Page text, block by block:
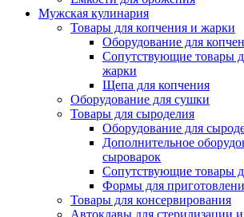
Мужская кулинария
Товары для копчения и жарки
Оборудование для
Сопутствующие товары
жарки
Щепа для копчения
Оборудование для сушки
Товары для сыроделия
Оборудование для
Дополнительное
сыроварок
Сопутствующие товары
Формы для
Товары для консервирования
Автоклавы для стерилизации